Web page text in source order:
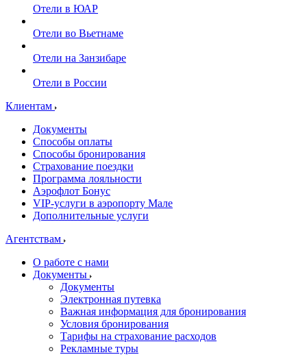
Отели в ЮАР
Отели во Вьетнаме
Отели на Занзибаре
Отели в России
Клиентам
Документы
Способы оплаты
Способы бронирования
Страхование поездки
Программа лояльности
Аэрофлот Бонус
VIP-услуги в аэропорту Мале
Дополнительные услуги
Агентствам
О работе с нами
Документы
Документы
Электронная путевка
Важная информация для бронирования
Условия бронирования
Тарифы на страхование расходов
Рекламные туры